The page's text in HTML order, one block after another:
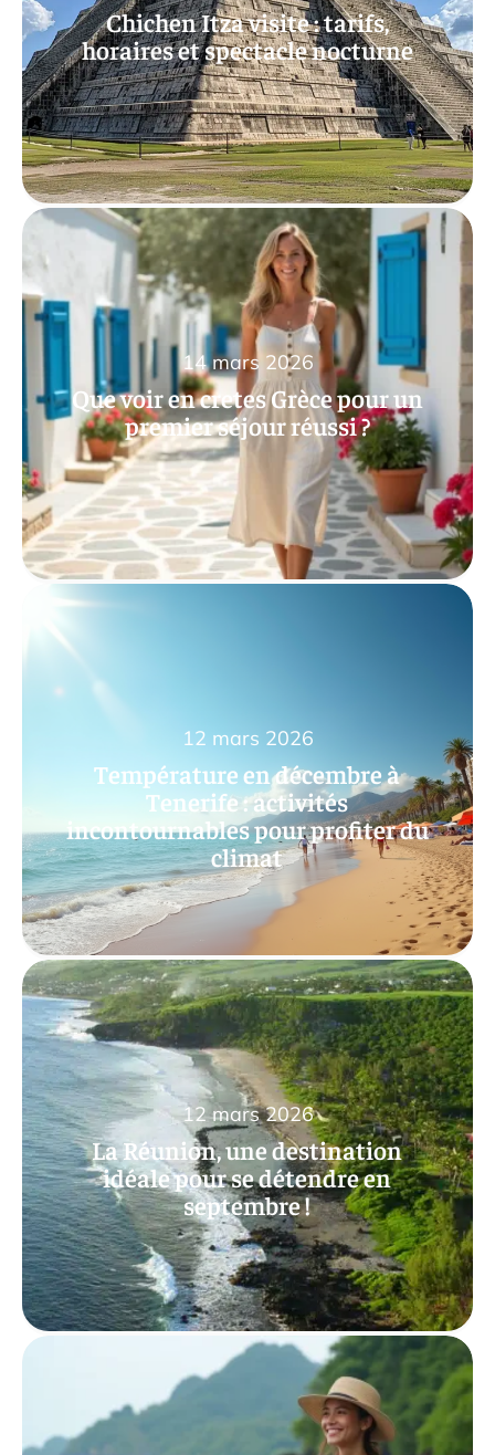
Chichen Itza visite : tarifs,
horaires et spectacle nocturne
Que voir en cretes Grèce pour un
premier séjour réussi ?
14 mars 2026
Température en décembre à
Tenerife : activités
incontournables pour profiter du
climat
12 mars 2026
La Réunion, une destination
idéale pour se détendre en
septembre !
12 mars 2026